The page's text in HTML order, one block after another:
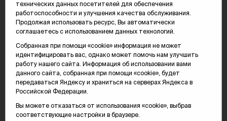
Главный редактор: Панкина Т.Ю.
kika@vsluh.ru
По вопросам рекламы:
(3452) 68-89-78
kotovaev@sibinformburo.ru
mim@vsluh.ru
технических данных посетителей для обеспечения
работоспособности и улучшения качества обслуживания.
Продолжая использовать ресурс, Вы автоматически
соглашаетесь с использованием данных технологий.
Собранная при помощи «cookie» информация не может
идентифицировать вас, однако может помочь нам улучшить
работу нашего сайта. Информация об использовании вами
данного сайта, собранная при помощи «cookie», будет
передаваться Яндексу и храниться на серверах Яндекса в
Российской Федерации.
Вы можете отказаться от использования «cookie», выбрав
соответствующие настройки в браузере.